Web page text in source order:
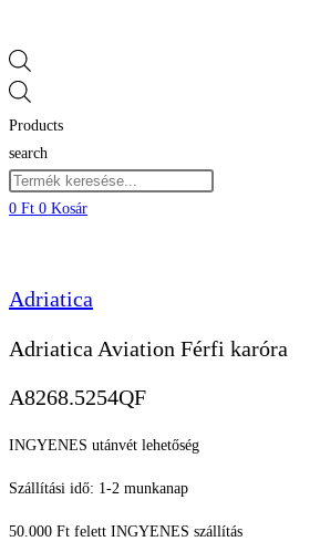
Products
search
0 Ft 0 Kosár
Adriatica
Adriatica Aviation Férfi karóra
A8268.5254QF
INGYENES utánvét lehetőség
Szállítási idő: 1-2 munkanap
50.000 Ft felett INGYENES szállítás